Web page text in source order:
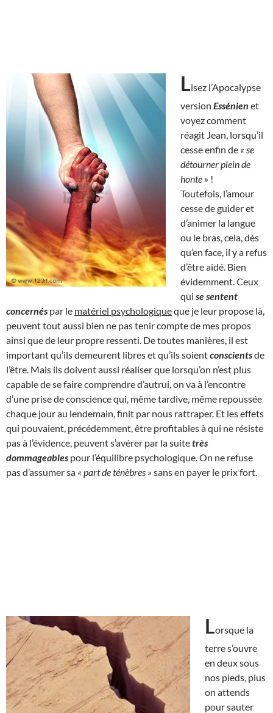
Lisez l’Apocalypse
version Essénien et
voyez comment
réagit Jean, lorsqu’il
cesse enfin de « se
détourner plein de
honte » !
Toutefois, l’amour
cesse de guider et
d’animer la langue
ou le bras, cela, dès
qu’en face, il y a refus
d’être aidé. Bien
évidemment. Ceux
qui se sentent
concernés par le matériel psychologiqueque je leur propose là,
peuvent tout aussi bien ne pas tenir compte de mes propos
ainsi que de leur propre ressenti. De toutes manières, il est
important qu’ils demeurent libres et qu’ils soientconscientsde
l’être. Mais ils doivent aussi réaliser que lorsqu’on n’est plus
capable de se faire comprendre d’autrui, on va à l’encontre
d’une prise de conscience qui, même tardive, même repoussée
chaque jour au lendemain, finit par nous rattraper. Et les effets
qui pouvaient, précédemment, être profitables à qui ne résiste
pas à l’évidence, peuvent s’avérer par la suitetrès
dommageables pour l’équilibre psychologique. On ne refuse
pas d’assumer sa « part de ténèbres » sans en payer le prix fort.
Lorsque la
terre s’ouvre
en deux sous
nos pieds, plus
on attends
pour sauter